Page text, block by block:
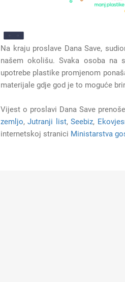
Na kraju proslave Dana Save,
našem okolišu. Svaka osoba na
upotrebe plastike promjenom
materijale gdje god je to moguće
Vijest o proslavi Dana Save
zemljo,Jutranji list,Seebiz,
internetskoj stranici Ministarstva